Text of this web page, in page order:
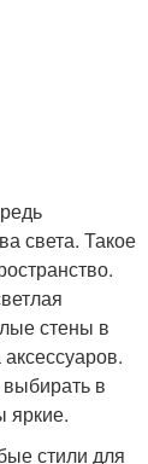
света. Такое
стены в
в
яркие.
стили для